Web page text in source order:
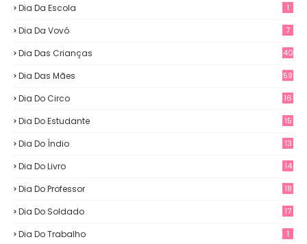
Dia Da Escola 1
Dia Da Vovó 7
Dia Das Crianças 40
Dia Das Mães 59
Dia Do Circo 16
Dia Do Estudante 15
Dia Do Índio 13
Dia Do Livro 14
Dia Do Professor 18
Dia Do Soldado 17
Dia Do Trabalho 1